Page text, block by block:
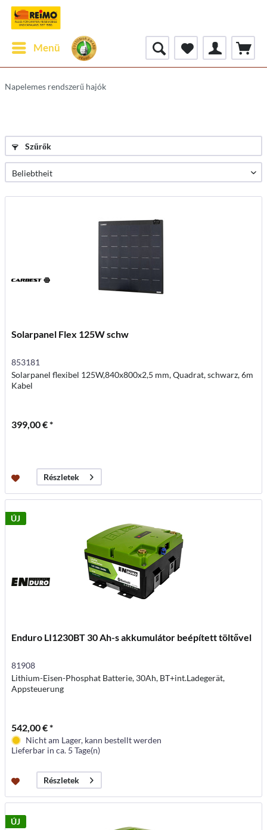
Menü
Napelemes rendszerű hajók
Szűrők
Solarpanel Flex 125W schw
853181
Solarpanel flexibel 125W,840x800x2,5 mm, Quadrat, schwarz, 6m
Kabel
399,00 € *
Részletek
ÚJ
Enduro LI1230BT 30 Ah-s akkumulátor beépített töltővel
81908
Lithium-Eisen-Phosphat Batterie, 30Ah, BT+int.Ladegerät,
Appsteuerung
542,00 € *
Nicht am Lager, kann bestellt werden
Lieferbar in ca. 5 Tage(n)
Részletek
ÚJ